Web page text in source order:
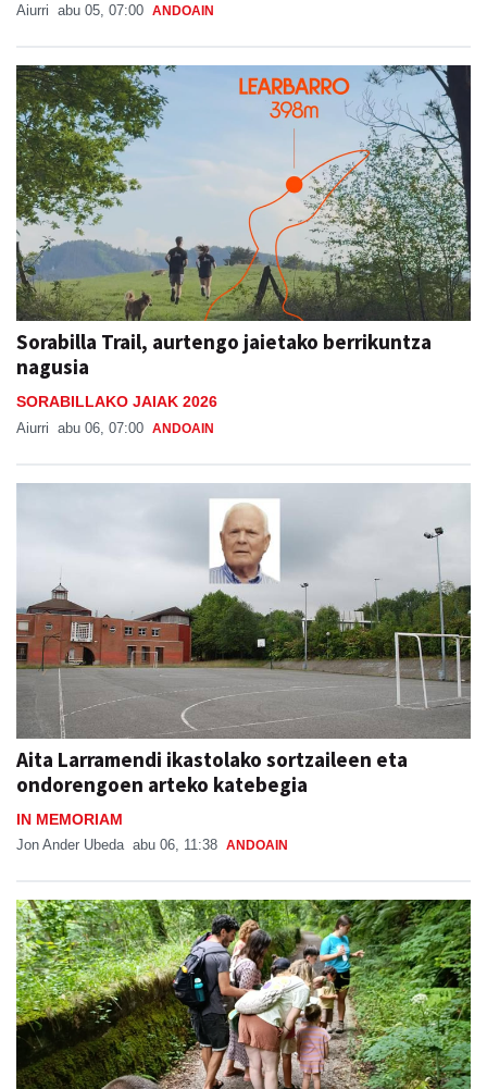
Aiurri abu 05, 07:00 ANDOAIN
Sorabilla Trail, aurtengo jaietako berrikuntza
nagusia
SORABILLAKO JAIAK 2026
Aiurri abu 06, 07:00 ANDOAIN
Aita Larramendi ikastolako sortzaileen eta
ondorengoen arteko katebegia
IN MEMORIAM
Jon Ander Ubeda abu 06, 11:38 ANDOAIN